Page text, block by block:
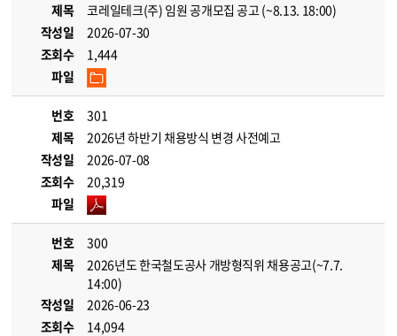
제목
코레일테크(주) 임원 공개모집 공고 (~8.13. 18:00)
작성일
2026-07-30
조회수
1,444
파일
번호
301
제목
2026년 하반기 채용방식 변경 사전예고
작성일
2026-07-08
조회수
20,319
파일
번호
300
제목
2026년도 한국철도공사 개방형직위 채용공고(~7.7.
14:00)
작성일
2026-06-23
조회수
14,094